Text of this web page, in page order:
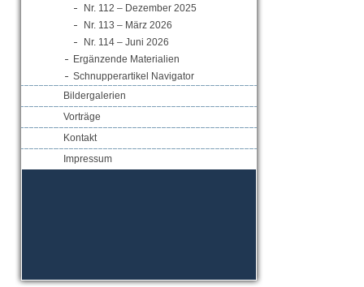
Nr. 112 – Dezember 2025
Nr. 113 – März 2026
Nr. 114 – Juni 2026
Ergänzende Materialien
Schnupperartikel Navigator
Bildergalerien
Vorträge
Kontakt
Impressum